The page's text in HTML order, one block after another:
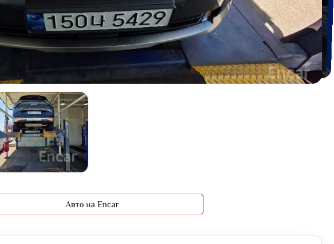
Авто на Encar